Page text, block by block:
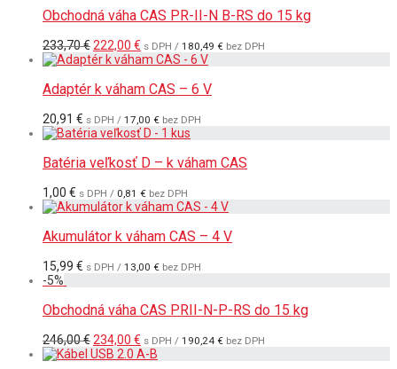
202,95 €.192,00 €.
Obchodná váha CAS PR-II-N B-RS do 15 kg
233,70€Pôvodná
cena
233,70 €.
222,00 € Aktuálna
cena
222,00 €.
s DPH / 180,49 € bez DPH
Adaptér k váham CAS – 6 V
20,91 € s DPH / 17,00 € bez DPH
Batéria veľkosť D – k váham CAS
1,00 € s DPH / 0,81 € bez DPH
Akumulátor k váham CAS – 4 V
15,99 € s DPH / 13,00 € bez DPH
-5%
Obchodná váha CAS PRII-N-P-RS do 15 kg
246,00€Pôvodná
cena
234,00 € Aktuálna
cena
s DPH / 190,24 € bez DPH